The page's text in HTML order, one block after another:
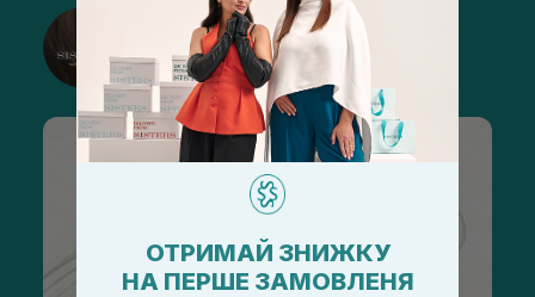
@sisters_stelmakh в Instagram
Підписатися
ОТРИМАЙ ЗНИЖКУ
НА ПЕРШЕ ЗАМОВЛЕНЯ